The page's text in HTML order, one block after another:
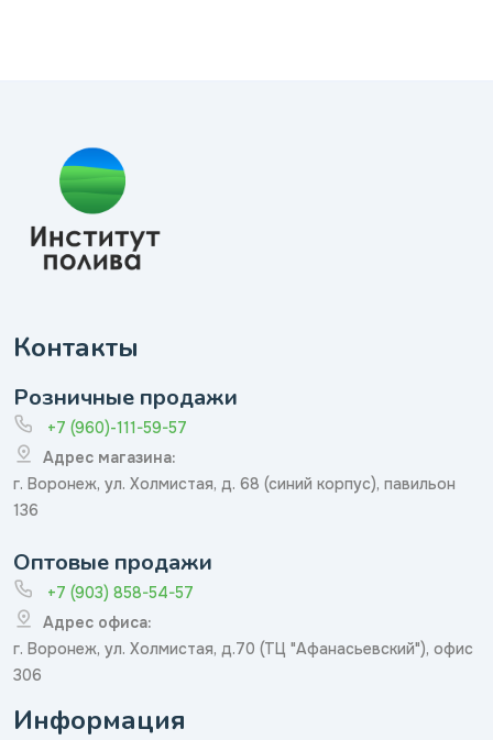
Контакты
Розничные продажи
+7 (960)-111-59-57
Адрес магазина:
г. Воронеж, ул. Холмистая, д. 68 (синий корпус), павильон
136
Оптовые продажи
+7 (903) 858-54-57
Адрес офиса:
г. Воронеж, ул. Холмистая, д.70 (ТЦ "Афанасьевский"), офис
306
Информация